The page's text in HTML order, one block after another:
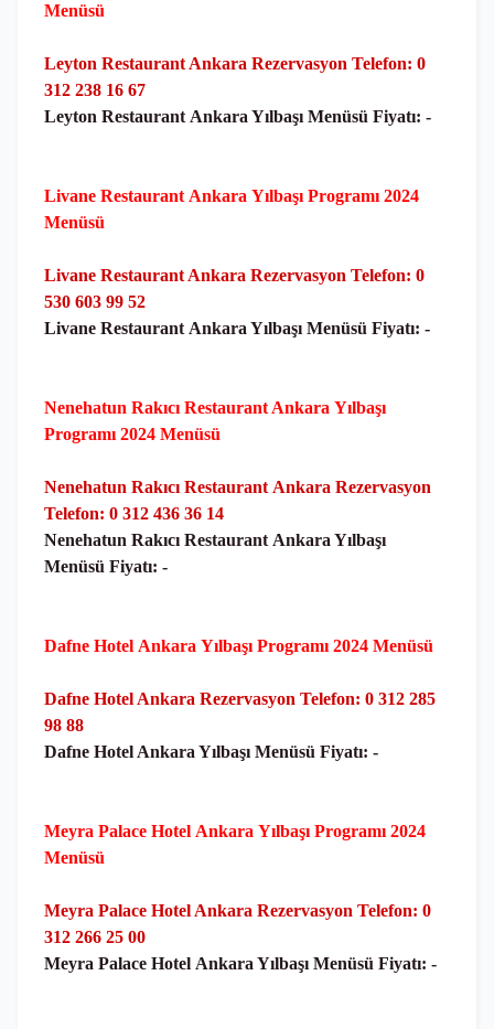
Menüsü
Leyton Restaurant Ankara Rezervasyon Telefon: 0
312 238 16 67
Leyton Restaurant Ankara Yılbaşı Menüsü Fiyatı: -
Livane Restaurant Ankara Yılbaşı Programı 2024
Menüsü
Livane Restaurant Ankara Rezervasyon Telefon: 0
530 603 99 52
Livane Restaurant Ankara Yılbaşı Menüsü Fiyatı: -
Nenehatun Rakıcı Restaurant Ankara Yılbaşı
Programı 2024 Menüsü
Nenehatun Rakıcı Restaurant Ankara Rezervasyon
Telefon: 0 312 436 36 14
Nenehatun Rakıcı Restaurant Ankara Yılbaşı
Menüsü Fiyatı: -
Dafne Hotel Ankara Yılbaşı Programı 2024 Menüsü
Dafne Hotel Ankara Rezervasyon Telefon: 0 312 285
98 88
Dafne Hotel Ankara Yılbaşı Menüsü Fiyatı: -
Meyra Palace Hotel Ankara Yılbaşı Programı 2024
Menüsü
Meyra Palace Hotel Ankara Rezervasyon Telefon: 0
312 266 25 00
Meyra Palace Hotel Ankara Yılbaşı Menüsü Fiyatı: -